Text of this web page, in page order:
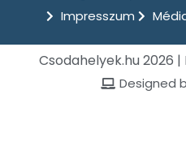
Impresszum
Csodahelyek.hu 2026
Designed